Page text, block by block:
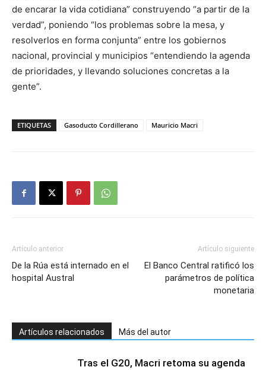
de encarar la vida cotidiana” construyendo “a partir de la
verdad”, poniendo “los problemas sobre la mesa, y
resolverlos en forma conjunta” entre los gobiernos
nacional, provincial y municipios “entendiendo la agenda
de prioridades, y llevando soluciones concretas a la
gente”.
ETIQUETAS Gasoducto Cordillerano Mauricio Macri
Artículo anterior
De la Rúa está internado en el
hospital Austral
Artículo siguiente
El Banco Central ratificó los
parámetros de política
monetaria
Artículos relacionados Más del autor
Tras el G20, Macri retoma su agenda